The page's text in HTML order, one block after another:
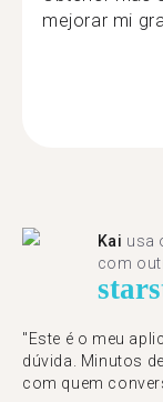
mejorar mi
Kai usa
com
star
"Este é o meu
dúvida. Minutos
com quem